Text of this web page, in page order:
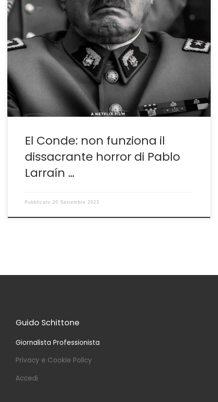
L’eredità di una dittatura sotto forma di allegoria
PABLO LARRAÍN ritorna a parlare del suo Cile ne El
Conde, il film a cui è stato attribuito il premio per la
sceneggiatura alla recente mostra veneziana. Lo fa
come nelle sue migliori tradizioni riflettendo più sulle
conseguenze di ciò che è […]
El Conde: non funziona il
dissacrante horror di Pablo
Larraín …
Pubblicato 20 Settembre 2023
Guido Schittone
Giornalista Professionista
Privacy e Cookie Policy
Accedi